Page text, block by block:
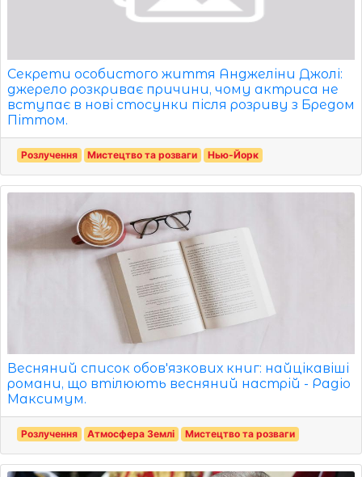
Секрети особистого життя Анджеліни Джолі:
джерело розкриває причини, чому актриса не
вступає в нові стосунки після розриву з Бредом
Піттом.
Розлучення Мистецтво та розваги Нью-Йорк
Весняний список обов'язкових книг: найцікавіші
романи, що втілюють весняний настрій - Радіо
Максимум.
Розлучення Атмосфера Землі Мистецтво та розваги